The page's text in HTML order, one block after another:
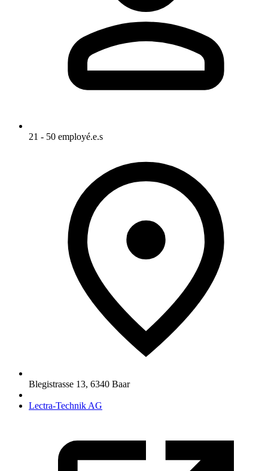
21 - 50 employé.e.s
Blegistrasse 13, 6340 Baar
Lectra-Technik AG